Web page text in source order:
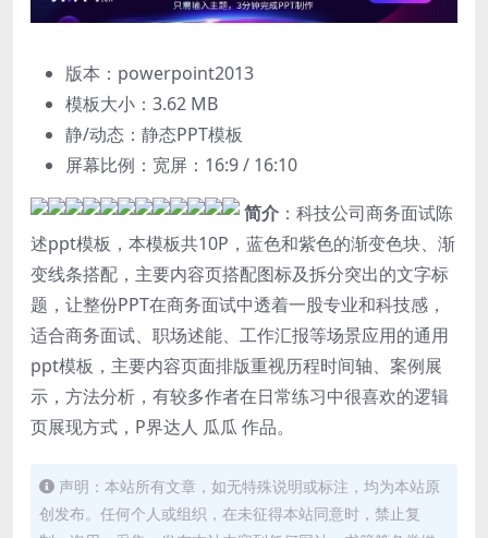
版本：powerpoint2013
模板大小： 3.62 MB
静/动态：静态PPT模板
屏幕比例：宽屏：16:9 / 16:10
简介 ：科技公司商务面试陈
述ppt模板，本模板共10P，蓝色和紫色的渐变色块、渐
变线条搭配，主要内容页搭配图标及拆分突出的文字标
题，让整份PPT在商务面试中透着一股专业和科技感，
适合商务面试、职场述能、工作汇报等场景应用的通用
ppt模板，主要内容页面排版重视历程时间轴、案例展
示，方法分析，有较多作者在日常练习中很喜欢的逻辑
页展现方式，P界达人 瓜瓜 作品。
声明：本站所有文章，如无特殊说明或标注，均为本站原
创发布。任何个人或组织，在未征得本站同意时，禁止复